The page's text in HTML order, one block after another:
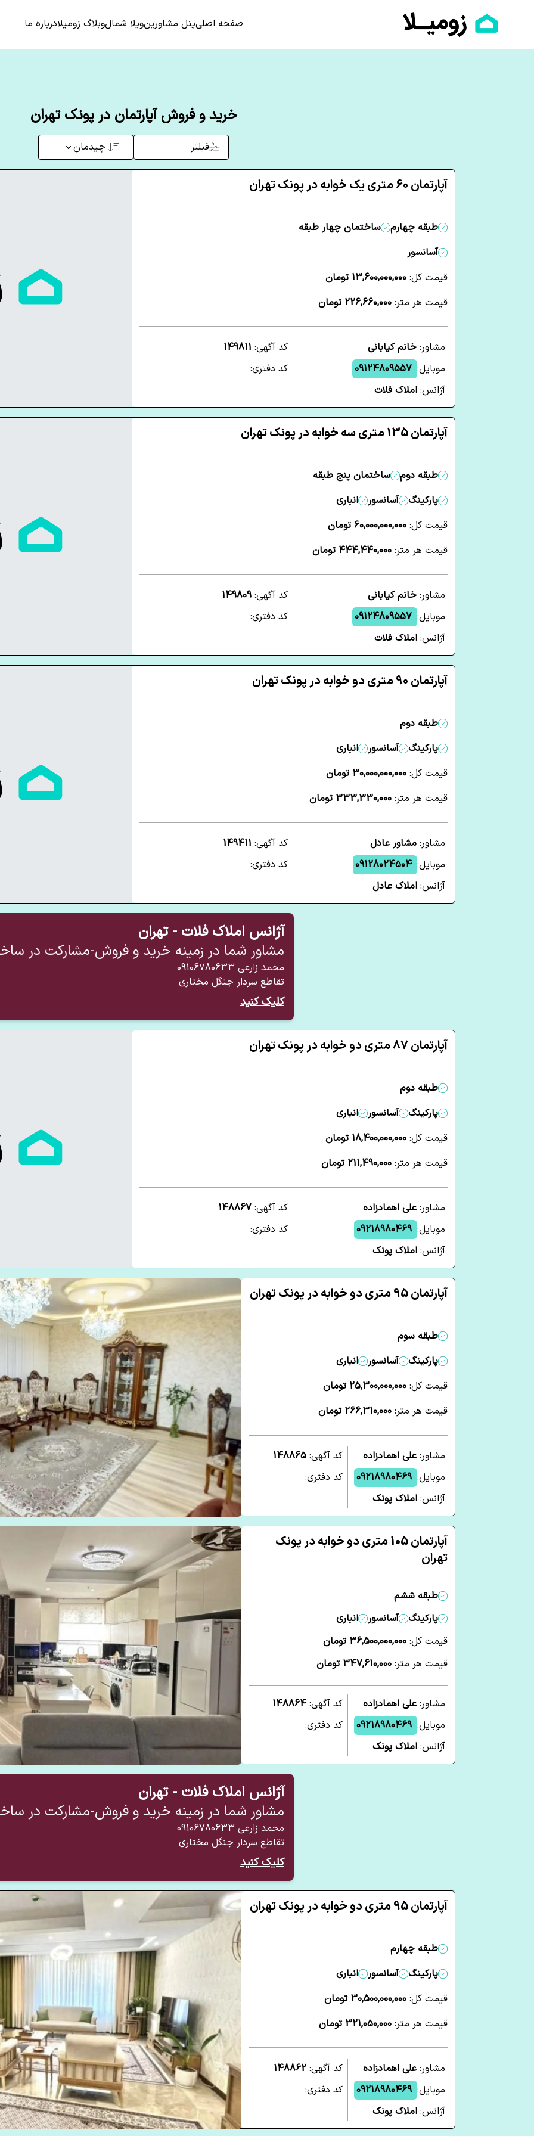
صفحه اصلیپنل مشاورینویلا شمالوبلاگ زومیلادرباره ما
خرید و فروش آپارتمان در پونک تهران
فیلتر چیدمان
آپارتمان 60 متری یک خوابه در پونک تهران
طبقه چهارم
ساختمان چهار طبقه
آسانسور
قیمت کل: 13,600,000,000 تومان
قیمت هر متر: 226,660,000 تومان
مشاور: خانم کیابانی
موبایل: 09124809557
آژانس: املاک فلات
کد آگهی: 149811
کد دفتری:
آپارتمان 135 متری سه خوابه در پونک تهران
طبقه دوم
ساختمان پنج طبقه
پارکینگ
آسانسور
انباری
قیمت کل: 60,000,000,000 تومان
قیمت هر متر: 444,440,000 تومان
مشاور: خانم کیابانی
موبایل: 09124809557
آژانس: املاک فلات
کد آگهی:149809
کد دفتری:
آپارتمان 90 متری دو خوابه در پونک تهران
طبقه دوم
پارکینگ
آسانسور
انباری
قیمت کل: 30,000,000,000 تومان
قیمت هر متر: 333,330,000 تومان
مشاور: مشاور عادل
موبایل: 09128024504
آژانس: املاک عادل
کد آگهی: 149411
کد دفتری:
آژانس املاک فلات - تهران
مشاور شما در زمینه خرید و فروش-مشارکت در
محمد زارعی 09106780633
تقاطع سردار جنگل مختاری
کلیک کنید
آپارتمان 87 متری دو خوابه در پونک تهران
طبقه دوم
پارکینگ
آسانسور
انباری
قیمت کل: 18,400,000,000 تومان
قیمت هر متر: 211,490,000 تومان
مشاور: علی اهمادزاده
موبایل: 09218980469
آژانس: املاک پونک
کد آگهی: 148867
کد دفتری:
آپارتمان 95 متری دو خوابه در پونک تهران
طبقه سوم
پارکینگ
آسانسور
انباری
قیمت کل: 25,300,000,000 تومان
قیمت هر متر: 266,310,000 تومان
مشاور: علی اهمادزاده
موبایل: 09218980469
آژانس: املاک پونک
کد آگهی: 148865
کد دفتری:
آپارتمان 105 متری دو خوابه در پونک
تهران
طبقه ششم
پارکینگ
آسانسور
انباری
قیمت کل: 36,500,000,000 تومان
قیمت هر متر: 347,610,000 تومان
مشاور: علی اهمادزاده
موبایل: 09218980469
آژانس: املاک پونک
کد آگهی: 148864
کد دفتری:
آژانس املاک فلات - تهران
مشاور شما در زمینه خرید و فروش-مشارکت در
محمد زارعی 09106780633
تقاطع سردار جنگل مختاری
کلیک کنید
آپارتمان 95 متری دو خوابه در پونک تهران
طبقه چهارم
پارکینگ
آسانسور
انباری
قیمت کل: 30,500,000,000 تومان
قیمت هر متر: 321,050,000 تومان
مشاور: علی اهمادزاده
موبایل: 09218980469
آژانس: املاک پونک
کد آگهی: 148862
کد دفتری: